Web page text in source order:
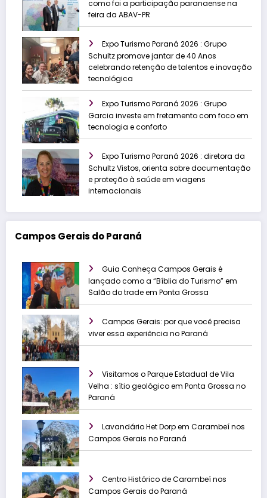
como foi a participação paranaense na
feira da ABAV-PR
Expo Turismo Paraná 2026 : Grupo
Schultz promove jantar de 40 Anos
celebrando retenção de talentos e inovação
tecnológica
Expo Turismo Paraná 2026 : Grupo
Garcia investe em fretamento com foco em
tecnologia e conforto
Expo Turismo Paraná 2026 : diretora da
Schultz Vistos, orienta sobre documentação
e proteção à saúde em viagens
internacionais
Campos Gerais do Paraná
Guia Conheça Campos Gerais é
lançado como a “Bíblia do Turismo” em
Salão do trade em Ponta Grossa
Campos Gerais: por que você precisa
viver essa experiência no Paraná
Visitamos o Parque Estadual de Vila
Velha : sítio geológico em Ponta Grossa no
Paraná
Lavandário Het Dorp em Carambeí nos
Campos Gerais no Paraná
Centro Histórico de Carambeí nos
Campos Gerais do Paraná